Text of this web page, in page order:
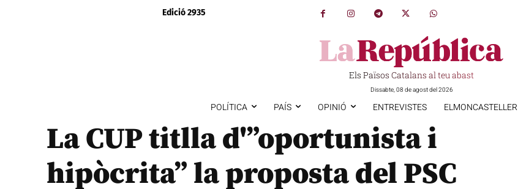
Edició 2935
Els Països Catalans al teu abast
Dissabte, 08 de agost del 2026
POLÍTICA PAÍS OPINIÓ ENTREVISTES ELMONCASTELLER
La CUP titlla d'”oportunista i
hipòcrita” la proposta del PSC